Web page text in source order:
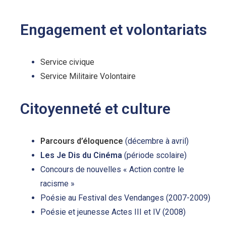
Engagement et volontariats
Service civique
Service Militaire Volontaire
Citoyenneté et culture
Parcours d’éloquence (décembre à avril)
Les Je Dis du Cinéma (période scolaire)
Concours de nouvelles « Action contre le
racisme »
Poésie au Festival des Vendanges (2007-2009)
Poésie et jeunesse Actes III et IV (2008)